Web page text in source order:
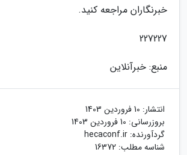
خبرنگاران مراجعه کنید.
227227
منبع: خبرآنلاین
انتشار: 10 فروردین 1403
بروزرسانی: 10 فروردین 1403
گردآورنده: hecaconf.ir
شناسه مطلب: 16372